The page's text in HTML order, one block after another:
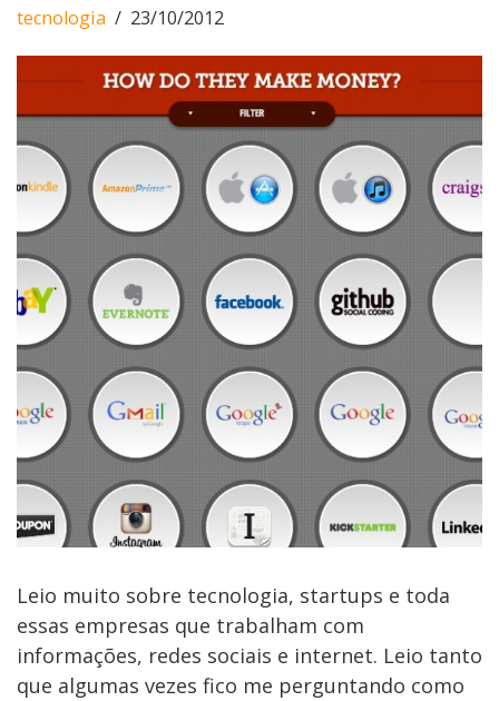
tecnologia 23/10/2012
Leio muito sobre tecnologia, startups e toda
essas empresas que trabalham com
informações, redes sociais e internet. Leio tanto
que algumas vezes fico me perguntando como